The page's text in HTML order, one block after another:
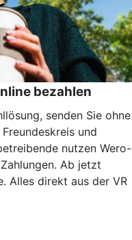
bezahlen
senden Sie ohne
und
nutzen Wero-
Ab jetzt
Alles direkt aus der VR